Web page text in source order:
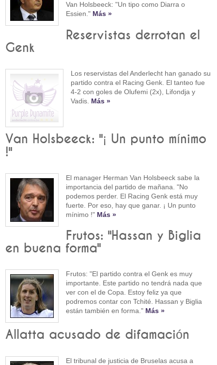
Van Holsbeeck: "Un tipo como Diarra o
Essien." Más »
Reservistas derrotan el
Genk
Los reservistas del Anderlecht han ganado su
partido contra el Racing Genk. El tanteo fue
4-2 con goles de Olufemi (2x), Lifondja y
Vadis. Más »
Van Holsbeeck: "¡ Un punto mínimo
!"
El manager Herman Van Holsbeeck sabe la
importancia del partido de mañana. "No
podemos perder. El Racing Genk está muy
fuerte. Por eso, hay que ganar. ¡ Un punto
mínimo !" Más »
Frutos: "Hassan y Biglia
en buena forma"
Frutos: "El partido contra el Genk es muy
importante. Este partido no tendrá nada que
ver con el de Copa. Estoy feliz ya que
podremos contar con Tchité. Hassan y Biglia
están también en forma." Más »
Allatta acusado de difamación
El tribunal de justicia de Bruselas acusa a